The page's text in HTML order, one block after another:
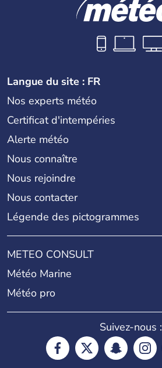
Langue du site : FR
Nos experts météo
Certificat d'intempéries
Alerte météo
Nous connaître
Nous rejoindre
Nous contacter
Légende des pictogrammes
METEO CONSULT
Météo Marine
Météo pro
Suivez-nous :